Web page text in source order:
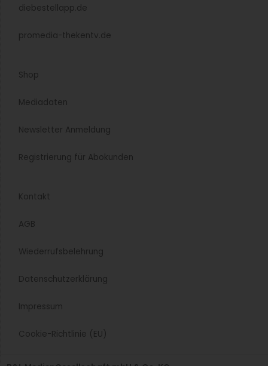
diebestellapp.de
promedia-thekentv.de
Shop
Mediadaten
Newsletter Anmeldung
Registrierung für Abokunden
Kontakt
AGB
Wiederrufsbelehrung
Datenschutzerklärung
Impressum
Cookie-Richtlinie (EU)